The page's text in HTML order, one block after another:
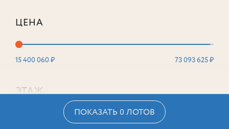
ЦЕНА
15 400 060 ₽ 73 093 625 ₽
ЭТАЖ
ПОКАЗАТЬ 0 ЛОТОВ